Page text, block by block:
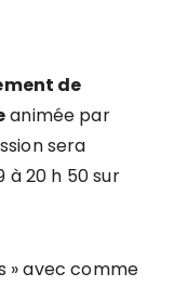
de
animée par
sera
à 20 h 50 sur
» avec comme